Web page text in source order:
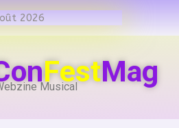
2026
FestMag
Musical